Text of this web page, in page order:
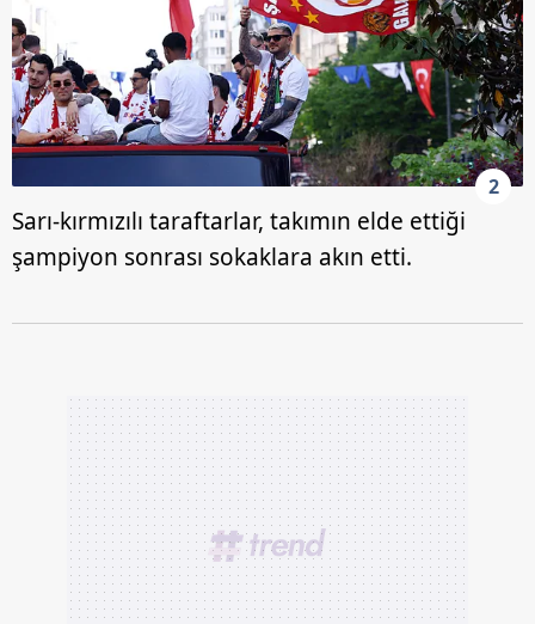
2
Sarı-kırmızılı taraftarlar, takımın elde ettiği
şampiyon sonrası sokaklara akın etti.